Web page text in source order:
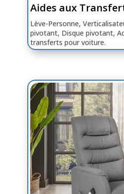
Aides aux
Lève-Personne,
pivotant, Disque pivotant,
transferts pour voiture.